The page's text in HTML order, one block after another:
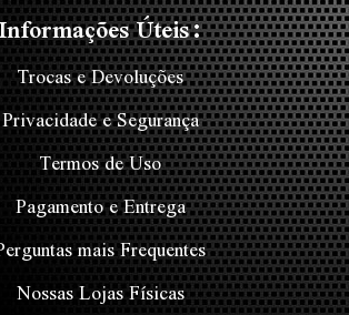
Úteis:
Trocas e Devoluções
Privacidade e Segurança
Termos de Uso
Pagamento e Entrega
mais Frequentes
Nossas Lojas Físicas